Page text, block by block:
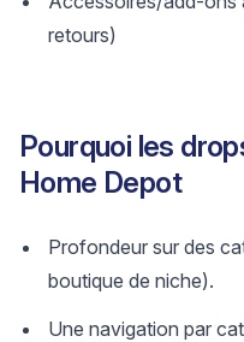
retours)
Pourquoi les
Home Depot
Profondeur sur des
boutique de niche).
Une navigation par